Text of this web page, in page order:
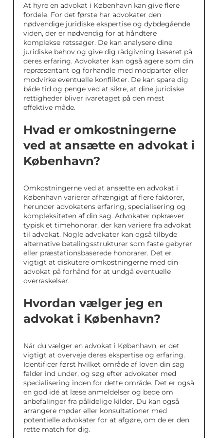
At hyre en advokat i København kan give flere
fordele. For det første har advokater den
nødvendige juridiske ekspertise og dybdegående
viden, der er nødvendig for at håndtere
komplekse retssager. De kan analysere dine
juridiske behov og give dig rådgivning baseret på
deres erfaring. Advokater kan også agere som din
repræsentant og forhandle med modparter eller
modvirke eventuelle konflikter. De kan spare dig
både tid og penge ved at sikre, at dine juridiske
rettigheder bliver ivaretaget på den mest
effektive måde.
Hvad er omkostningerne
ved at ansætte en advokat i
København?
Omkostningerne ved at ansætte en advokat i
København varierer afhængigt af flere faktorer,
herunder advokatens erfaring, specialisering og
kompleksiteten af din sag. Advokater opkræver
typisk et timehonorar, der kan variere fra advokat
til advokat. Nogle advokater kan også tilbyde
alternative betalingsstrukturer som faste gebyrer
eller præstationsbaserede honorarer. Det er
vigtigt at diskutere omkostningerne med din
advokat på forhånd for at undgå eventuelle
overraskelser.
Hvordan vælger jeg en
advokat i København?
Når du vælger en advokat i København, er det
vigtigt at overveje deres ekspertise og erfaring.
Identificer først hvilket område af loven din sag
falder ind under, og søg efter advokater med
specialisering inden for dette område. Det er også
en god idé at læse anmeldelser og bede om
anbefalinger fra pålidelige kilder. Du kan også
arrangere møder eller konsultationer med
potentielle advokater for at afgøre, om de er den
rette match for dig.